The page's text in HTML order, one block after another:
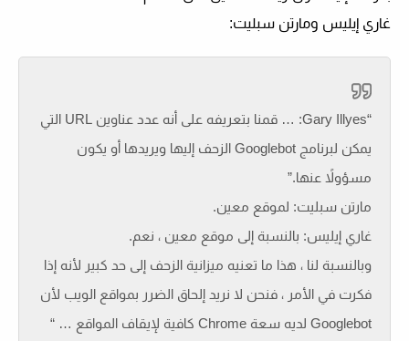
غاري إيليس ومارتن سبليت:
“Gary Illyes: … قمنا بتعريفه على أنه عدد عناوين URL التي
يمكن لبرنامج Googlebot الزحف إليها ويريدها أو يكون
مسؤولاً عنها.”
مارتن سبليت: لموقع معين.
غاري إيليس: بالنسبة إلى موقع معين ، نعم.
وبالنسبة لنا ، هذا ما تعنيه ميزانية الزحف إلى حد كبير لأنه إذا
فكرت في الأمر ، فنحن لا نريد إلحاق الضرر بمواقع الويب لأن
Googlebot لديه سعة Chrome كافية لإيقاف المواقع … “